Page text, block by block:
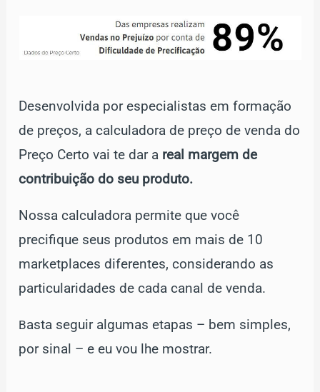
Desenvolvida por especialistas em formação
de preços, a calculadora de preço de venda do
Preço Certo vai te dar a real margem de
contribuição do seu produto.
Nossa calculadora permite que você
precifique seus produtos em mais de 10
marketplaces diferentes, considerando as
particularidades de cada canal de venda.
Basta seguir algumas etapas – bem simples,
por sinal – e eu vou lhe mostrar.